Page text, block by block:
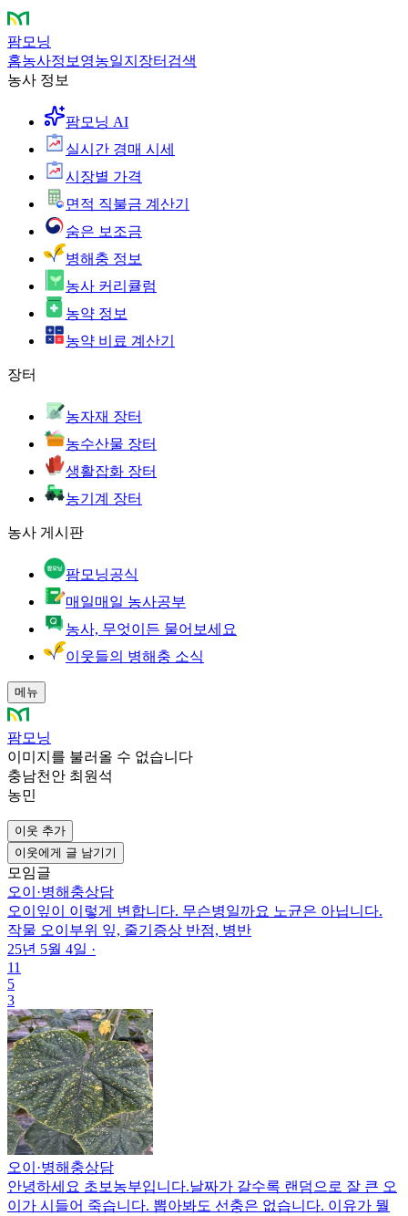
팜모닝
홈농사정보 영농일지 장터 검색
농사 정보
팜모닝 AI
실시간 경매 시세
시장별 가격
면적 직불금 계산기
숨은 보조금
병해충 정보
농사 커리큘럼
농약 정보
농약 비료 계산기
장터
농자재 장터
농수산물 장터
생활잡화 장터
농기계 장터
농사 게시판
팜모닝공식
매일매일 농사공부
농사, 무엇이든 물어보세요
이웃들의 병해충 소식
메뉴
팜모닝
이미지를 불러올 수 없습니다
충남천안 최원석
농민
이웃 추가
이웃에게 글 남기기
모임글
오이 ·병해충상담
오이잎이 이렇게 변합니다. 무슨병일까요 노균은 아닙니다.
작물 오이 부위 잎, 줄기 증상 반점, 병반
25년 5월 4일 ·
11
5
3
오이 ·병해충상담
안녕하세요 초보농부입니다.날짜가 갈수록 랜덤으로 잘 큰 오
이가 시들어 죽습니다. 뽑아봐도 선충은 없습니다. 이유가 뭘